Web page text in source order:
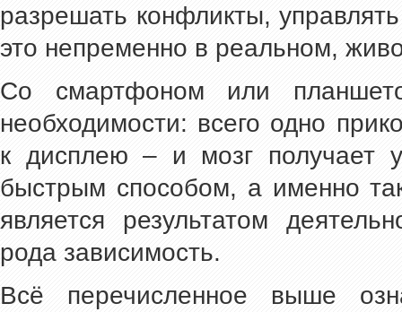
разрешать конфликты,
это непременно в реальном,
Со смартфоном или
необходимости: всего одно
к дисплею – и мозг получает
быстрым способом, а именно
является результатом
рода зависимость.
Всё перечисленное выше